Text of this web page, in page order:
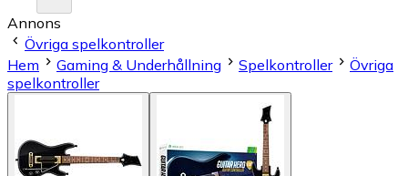
Annons
Övriga spelkontroller
Hem
Gaming & Underhållning Spelkontroller
Övriga
spelkontroller